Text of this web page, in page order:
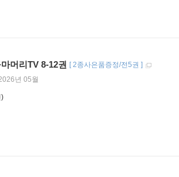
머리TV 8-12권 [2종사은품증정/전5권 ]
년 05월